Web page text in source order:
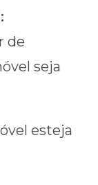
de
seja
esteja